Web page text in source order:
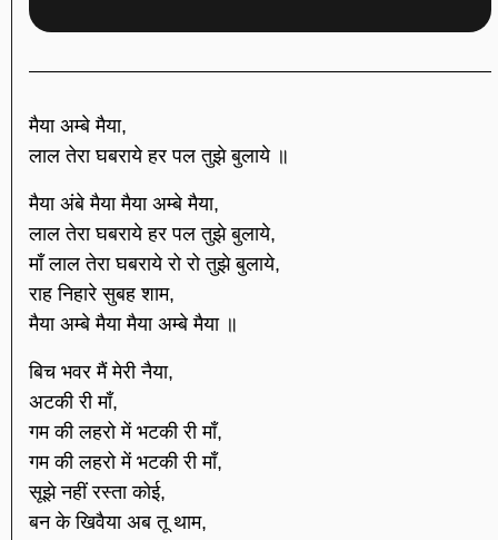
मैया अम्बे मैया,
लाल तेरा घबराये हर पल तुझे बुलाये ॥
मैया अंबे मैया मैया अम्बे मैया,
लाल तेरा घबराये हर पल तुझे बुलाये,
माँ लाल तेरा घबराये रो रो तुझे बुलाये,
राह निहारे सुबह शाम,
मैया अम्बे मैया मैया अम्बे मैया ॥
बिच भवर मैं मेरी नैया,
अटकी री माँ,
गम की लहरो में भटकी री माँ,
गम की लहरो में भटकी री माँ,
सूझे नहीं रस्ता कोई,
बन के खिवैया अब तू थाम,